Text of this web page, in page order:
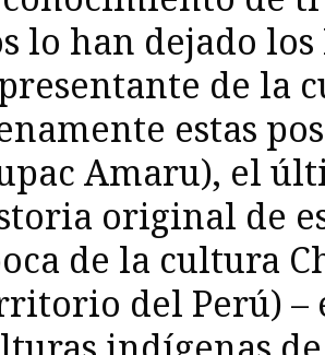
lo han dejado
de la
estas
Amaru), el
original de
de la cultura
del Perú) –